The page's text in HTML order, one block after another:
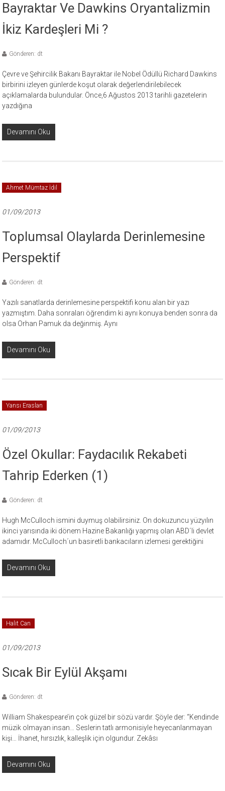
Bayraktar Ve Dawkins Oryantalizmin
İkiz Kardeşleri Mi ?
Gönderen: dt
Çevre ve Şehircilik Bakanı Bayraktar ile Nobel Ödüllü Richard Dawkins
birbirini izleyen günlerde koşut olarak değerlendirilebilecek
açıklamalarda bulundular. Önce,6 Ağustos 2013 tarihli gazetelerin
yazdığına
Devamını Oku
Ahmet Mümtaz İdil
01/09/2013
Toplumsal Olaylarda Derinlemesine
Perspektif
Gönderen: dt
Yazılı sanatlarda derinlemesine perspektifi konu alan bir yazı
yazmıştım. Daha sonraları öğrendim ki aynı konuya benden sonra da
olsa Orhan Pamuk da değinmiş. Aynı
Devamını Oku
Yansı Eraslan
01/09/2013
Özel Okullar: Faydacılık Rekabeti
Tahrip Ederken (1)
Gönderen: dt
Hugh McCulloch ismini duymuş olabilirsiniz. On dokuzuncu yüzyılın
ikinci yarısında iki dönem Hazine Bakanlığı yapmış olan ABD´li devlet
adamıdır. McCulloch´un basiretli bankacıların izlemesi gerektiğini
Devamını Oku
Halit Can
01/09/2013
Sıcak Bir Eylül Akşamı
Gönderen: dt
William Shakespeare’in çok güzel bir sözü vardır. Şöyle der: “Kendinde
müzik olmayan insan… Seslerin tatlı armonisiyle heyecanlanmayan
kişi… İhanet, hırsızlık, kalleşlik için olgundur. Zekâsı
Devamını Oku